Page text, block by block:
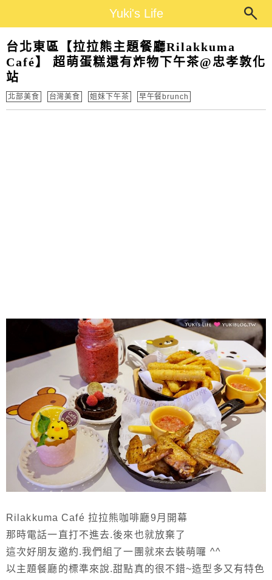
Yuki's Life
台北東區【拉拉熊主題餐廳Rilakkuma
Café】 超萌蛋糕還有炸物下午茶@忠孝敦化
站
北部美食 台灣美食 姐妹下午茶 早午餐brunch
Rilakkuma Café 拉拉熊咖啡廳9月開幕
那時電話一直打不進去.後來也就放棄了
這次好朋友邀約.我們組了一團就來去裝萌囉 ^^
以主題餐廳的標準來說.甜點真的很不錯~造型多又有特色